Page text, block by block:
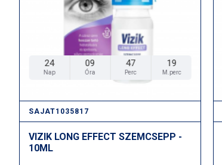
24
Nap
09
Óra
47
Perc
18
M.perc
SAJAT1035817
VIZIK LONG EFFECT SZEMCSEPP -
10ML